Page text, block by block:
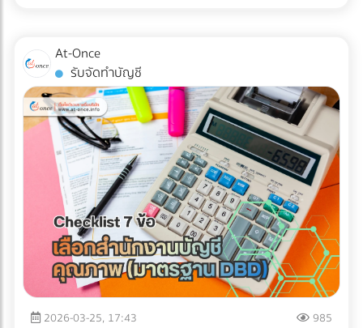
ว่าข้อมูลทุกเส้นทางเงินถูกส่งเข้าระบบอย่างถูกต้อง 100% 3.
ยกระดับบทบาทสู่ "Virtual CFO" (ที่ปรึกษาทางการเงินส่วนตัว)
บทบาทของนักบัญชีในปี 2026 ไม่ได้จบแค่การปิดงบ แต่คนเก่งๆ
จะนำ Data มาวิเคราะห์เพื่อวางแผนกลยุทธ์ ไม่ว่าจะเป็นการหา
ช่องทางใช้สิทธิประโยชน์ทางภาษีอย่างถูกต้อง การประเมินผลกระ
ทบจากภาษีคาร์บอน (Carbon Tax) ไปจนถึงการจัดทำงบการเงิน
ให้พร้อมสำหรับการสเกลธุรกิจ บทสรุป: AI ไม่ได้ถูกสร้างมาเพื่อ
จับผิดคนทำถูก แต่สร้างมาเพื่อหา "ความย้อนแย้งของ Data"
ดังนั้น ตราบใดที่งบการเงินและเอกสารทางภาษีของคุณ
สอดคล้องกับความเป็นจริง AI ของสรรพากรก็ไม่ใช่เรื่องที่น่า
กลัวแต่อย่างใด ไม่แพ้คู่แข่ง ไม่พลาดเรื่องภาษี!
At-Once
รับจัดทำบัญชี
2026-03-25, 17:43 985